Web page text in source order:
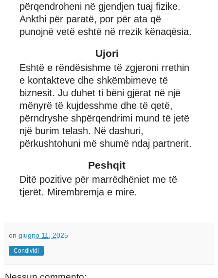
përqendroheni në gjendjen tuaj fizike.
Ankthi për paratë, por për ata që
punojnë vetë eshtë në rrezik kënaqësia.
Ujori
Eshtë e rëndësishme të zgjeroni rrethin
e kontakteve dhe shkëmbimeve të
biznesit. Ju duhet ti bëni gjërat në një
mënyrë të kujdesshme dhe të qetë,
përndryshe shpërqendrimi mund të jetë
një burim telash. Në dashuri,
përkushtohuni më shumë ndaj partnerit.
Peshqit
Ditë pozitive për marrëdhëniet me të
tjerët. Mirembremja e mire.
on giugno 11, 2025
Condividi